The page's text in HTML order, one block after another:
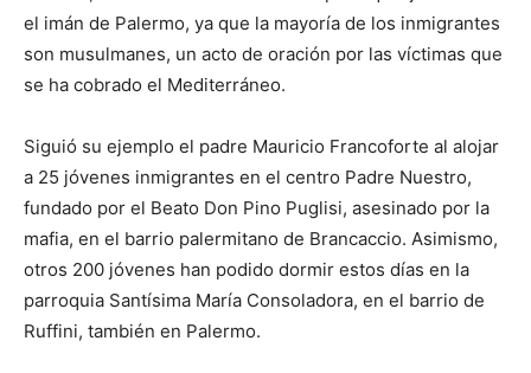
el imán de Palermo, ya que la mayoría de los inmigrantes
son musulmanes, un acto de oración por las víctimas que
se ha cobrado el Mediterráneo.
Siguió su ejemplo el padre Mauricio Francoforte al alojar
a 25 jóvenes inmigrantes en el centro Padre Nuestro,
fundado por el Beato Don Pino Puglisi, asesinado por la
mafia, en el barrio palermitano de Brancaccio. Asimismo,
otros 200 jóvenes han podido dormir estos días en la
parroquia Santísima María Consoladora, en el barrio de
Ruffini, también en Palermo.